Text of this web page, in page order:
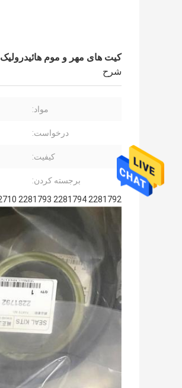
کیت های مهر و موم هائیدرولیک 2281790 2281792
شرح
مواد:
درخواست:
کیفیت:
برجسته کردن:
2281792 7X2710 2281793 2281794 کیت های مهر و موم هائیدرولیک سیلندر بارگیری 2281790